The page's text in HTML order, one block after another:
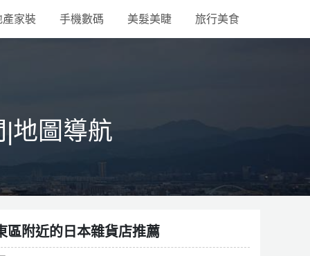
產家裝 手機數碼 美髮美睫 旅行美食
地圖導航
區附近的日本雜貨店推薦